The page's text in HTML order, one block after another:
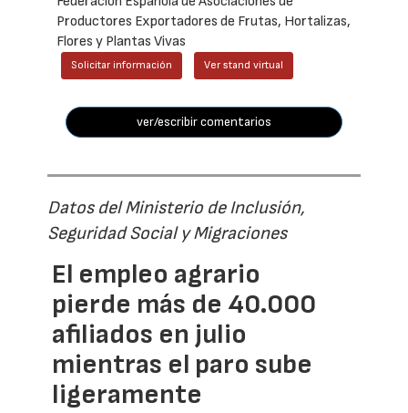
Productores Exportadores de Frutas, Hortalizas,
Flores y Plantas Vivas
Solicitar información Ver stand virtual
ver/escribir comentarios
Datos del Ministerio de Inclusión,
Seguridad Social y Migraciones
El empleo agrario
pierde más de 40.000
afiliados en julio
mientras el paro sube
ligeramente